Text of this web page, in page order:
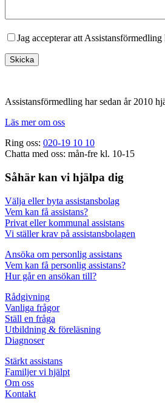
Jag accepterar att
Assistansförmedling har sedan år 2010
Läs mer om oss
Ring oss: 020-19 10 10
Chatta med oss: mån-fre kl. 10-15
Såhär kan vi hjälpa dig
Välja eller byta assistansbolag
Vem kan få assistans?
Privat eller kommunal assistans
Vi ställer krav på assistansbolagen
Ansöka om personlig assistans
Vem kan få personlig assistans?
Hur går en ansökan till?
Rådgivning
Vanliga frågor
Ställ en fråga
Utbildning & föreläsning
Diagnoser
Stärkt assistans
Familjer vi hjälpt
Om oss
Kontakt